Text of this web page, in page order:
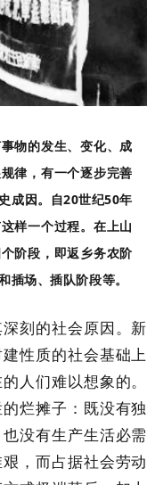
物的发生、变化、成
律，有一个逐步完善
成因。自20世纪50年
样一个过程。在上山
阶段，即返乡务农阶
插场、插队阶段等。
刻的社会原因。新
性质的社会基础上
人们难以想象的。
烂摊子：既没有独
没有生产生活必需
，而占据社会劳动